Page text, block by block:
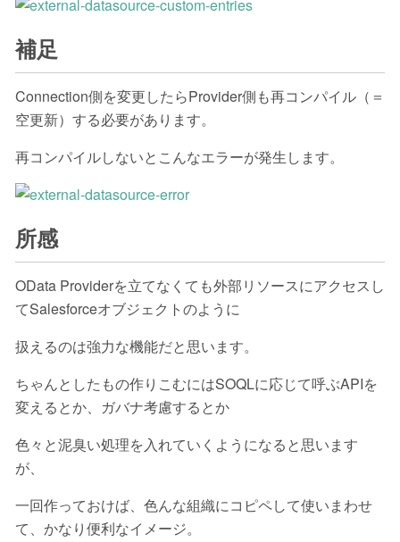
補足
Connection側を変更したらProvider側も再コンパイル（＝
空更新）する必要があります。
再コンパイルしないとこんなエラーが発生します。
所感
OData Providerを立てなくても外部リソースにアクセスし
てSalesforceオブジェクトのように
扱えるのは強力な機能だと思います。
ちゃんとしたもの作りこむにはSOQLに応じて呼ぶAPIを
変えるとか、ガバナ考慮するとか
色々と泥臭い処理を入れていくようになると思います
が、
一回作っておけば、色んな組織にコピペして使いまわせ
て、かなり便利なイメージ。